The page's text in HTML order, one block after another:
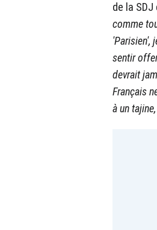
de la
comme
'Parisien',
sentir
devrait
Français
à un